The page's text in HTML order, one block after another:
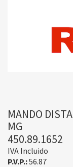
MANDO
MG
450.89.1652
IVA Incluido
P.V.P.:56.87